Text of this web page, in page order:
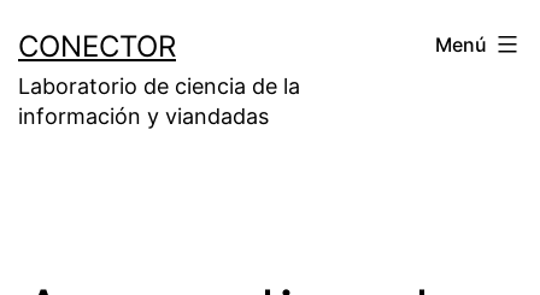
contenido
CONECTOR
Laboratorio de ciencia de la
información y viandadas
Menú